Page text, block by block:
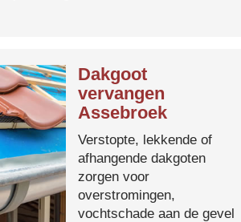
Dakgoot
vervangen
Assebroek
Verstopte, lekkende of
afhangende dakgoten
zorgen voor
overstromingen,
vochtschade aan de gevel